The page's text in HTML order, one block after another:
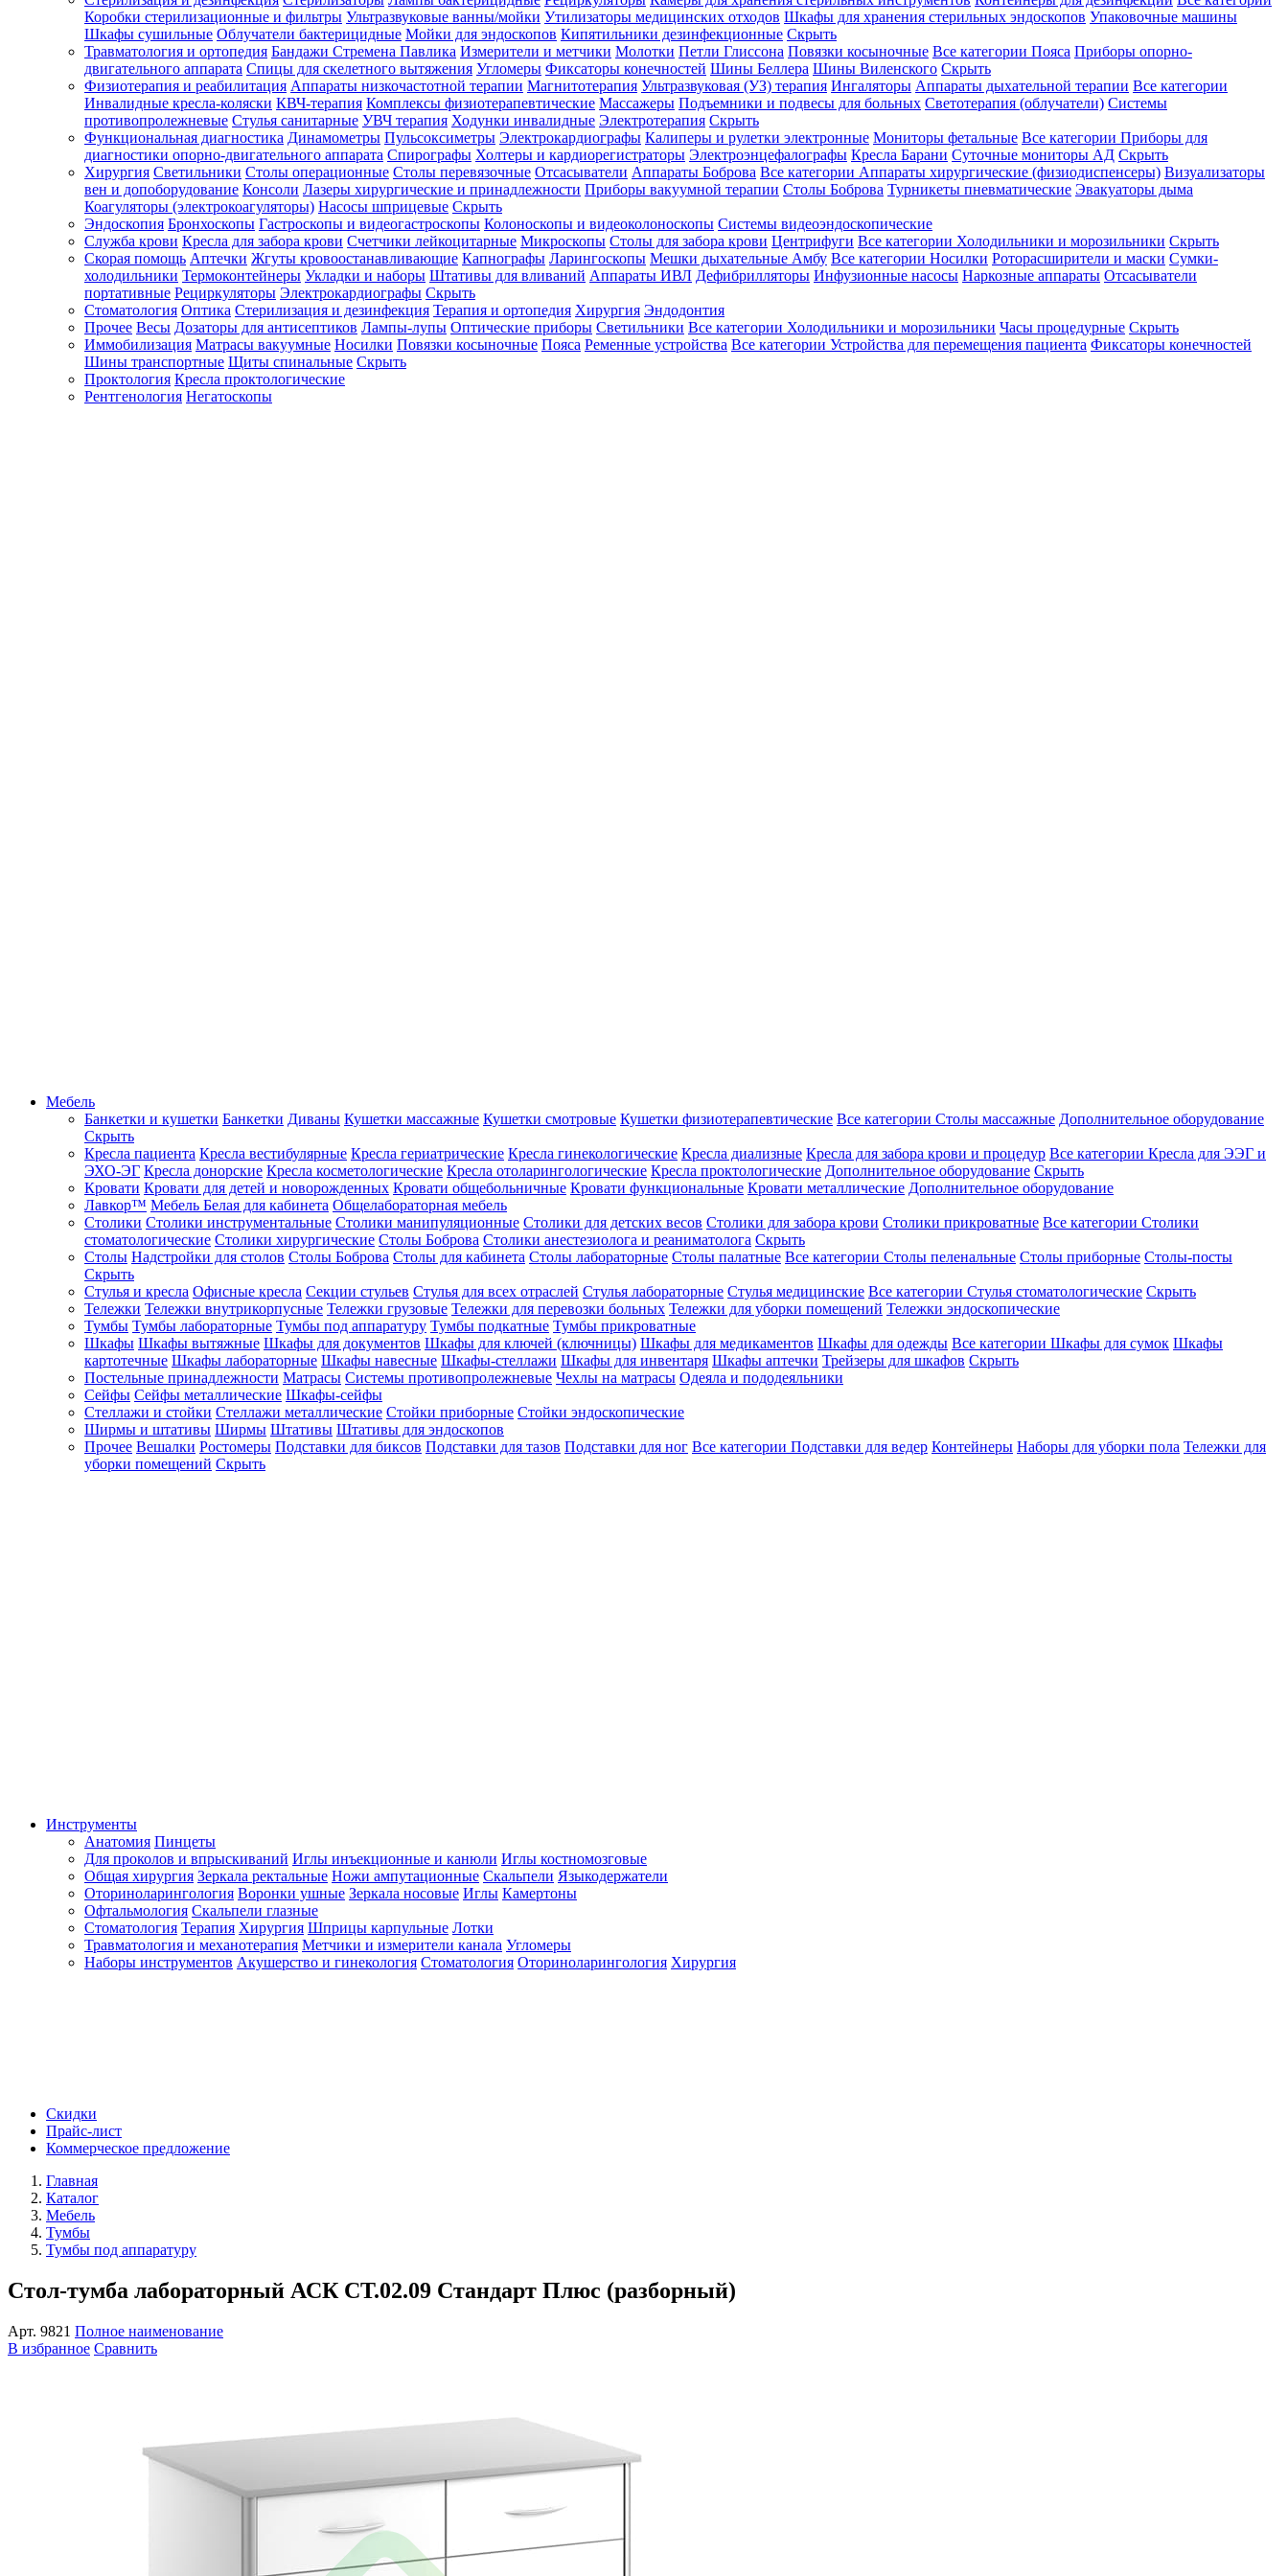
Зарегистрироваться
Зачем
регистрироваться?
Все
покупки
в
одном
месте
Личный
менеджер
Отслеживание
статуса
заказа
Коробки стерилизационные и фильтры Ультразвуковые ванны/мойки Утилизаторы медицинских отходов Шкафы для хранения стерильных эндоскопов Упаковочные машины
Шкафы сушильные Облучатели бактерицидные Мойки для эндоскопов Кипятильники дезинфекционные Скрыть
Травматология и ортопедия Бандажи Стремена Павлика Измерители и метчики Молотки Петли Глиссона Повязки косыночные Все категории Пояса Приборы опорно-
двигательного аппарата Спицы для скелетного вытяжения Угломеры Фиксаторы конечностей Шины Беллера Шины Виленского Скрыть
Физиотерапия и реабилитация Аппараты низкочастотной терапии Магнитотерапия Ультразвуковая (УЗ) терапия Ингаляторы Аппараты дыхательной терапии Все категории
Инвалидные кресла-коляски КВЧ-терапия Комплексы физиотерапевтические Массажеры Подъемники и подвесы для больных Светотерапия (облучатели) Системы
противопролежневые Стулья санитарные УВЧ терапия Ходунки инвалидные Электротерапия Скрыть
Функциональная диагностика Динамометры Пульсоксиметры Электрокардиографы Калиперы и рулетки электронные Мониторы фетальные Все категории Приборы для
диагностики опорно-двигательного аппарата Спирографы Холтеры и кардиорегистраторы Электроэнцефалографы Кресла Барани Суточные мониторы АД Скрыть
Хирургия Светильники Столы операционные Столы перевязочные Отсасыватели Аппараты Боброва Все категории Аппараты хирургические (физиодиспенсеры) Визуализаторы
вен и допоборудование Консоли Лазеры хирургические и принадлежности Приборы вакуумной терапии Столы Боброва Турникеты пневматические Эвакуаторы дыма
Коагуляторы (электрокоагуляторы) Насосы шприцевые Скрыть
Эндоскопия Бронхоскопы Гастроскопы и видеогастроскопы Колоноскопы и видеоколоноскопы Системы видеоэндоскопические
Служба крови Кресла для забора крови Счетчики лейкоцитарные Микроскопы Столы для забора крови Центрифуги Все категории Холодильники и морозильники Скрыть
Скорая помощь Аптечки Жгуты кровоостанавливающие Капнографы Ларингоскопы Мешки дыхательные Амбу Все категории Носилки Роторасширители и маски Сумки-
холодильники Термоконтейнеры Укладки и наборы Штативы для вливаний Аппараты ИВЛ Дефибрилляторы Инфузионные насосы Наркозные аппараты Отсасыватели
портативные Рециркуляторы Электрокардиографы Скрыть
Стоматология Оптика Стерилизация и дезинфекция Терапия и ортопедия Хирургия Эндодонтия
Прочее Весы Дозаторы для антисептиков Лампы-лупы Оптические приборы Светильники Все категории Холодильники и морозильники Часы процедурные Скрыть
Иммобилизация Матрасы вакуумные Носилки Повязки косыночные Пояса Ременные устройства Все категории Устройства для перемещения пациента Фиксаторы конечностей
Шины транспортные Щиты спинальные Скрыть
Проктология Кресла проктологические
Рентгенология Негатоскопы
Мебель
Банкетки и кушетки Банкетки Диваны Кушетки массажные Кушетки смотровые Кушетки физиотерапевтические Все категории Столы массажные Дополнительное оборудование
Скрыть
Кресла пациента Кресла вестибулярные Кресла гериатрические Кресла гинекологические Кресла диализные Кресла для забора крови и процедур Все категории Кресла для ЭЭГ и
ЭХО-ЭГ Кресла донорские Кресла косметологические Кресла отоларингологические Кресла проктологические Дополнительное оборудование Скрыть
Кровати Кровати для детей и новорожденных Кровати общебольничные Кровати функциональные Кровати металлические Дополнительное оборудование
Лавкор™ Мебель Белая для кабинета Общелабораторная мебель
Столики Столики инструментальные Столики манипуляционные Столики для детских весов Столики для забора крови Столики прикроватные Все категории Столики
стоматологические Столики хирургические Столы Боброва Столики анестезиолога и реаниматолога Скрыть
Столы Надстройки для столов Столы Боброва Столы для кабинета Столы лабораторные Столы палатные Все категории Столы пеленальные Столы приборные Столы-посты
Скрыть
Стулья и кресла Офисные кресла Секции стульев Стулья для всех отраслей Стулья лабораторные Стулья медицинские Все категории Стулья стоматологические Скрыть
Тележки Тележки внутрикорпусные Тележки грузовые Тележки для перевозки больных Тележки для уборки помещений Тележки эндоскопические
Тумбы Тумбы лабораторные Тумбы под аппаратуру Тумбы подкатные Тумбы прикроватные
Шкафы Шкафы вытяжные Шкафы для документов Шкафы для ключей (ключницы) Шкафы для медикаментов Шкафы для одежды Все категории Шкафы для сумок Шкафы
картотечные Шкафы лабораторные Шкафы навесные Шкафы-стеллажи Шкафы для инвентаря Шкафы аптечки Трейзеры для шкафов Скрыть
Постельные принадлежности Матрасы Системы противопролежневые Чехлы на матрасы Одеяла и пододеяльники
Сейфы Сейфы металлические Шкафы-сейфы
Стеллажи и стойки Стеллажи металлические Стойки приборные Стойки эндоскопические
Ширмы и штативы Ширмы Штативы Штативы для эндоскопов
Прочее Вешалки Ростомеры Подставки для биксов Подставки для тазов Подставки для ног Все категории Подставки для ведер Контейнеры Наборы для уборки пола Тележки для
уборки помещений Скрыть
Инструменты
Анатомия Пинцеты
Для проколов и впрыскиваний Иглы инъекционные и канюли Иглы костномозговые
Общая хирургия Зеркала ректальные Ножи ампутационные Скальпели Языкодержатели
Оториноларингология Воронки ушные Зеркала носовые Иглы Камертоны
Офтальмология Скальпели глазные
Стоматология Терапия Хирургия Шприцы карпульные Лотки
Травматология и механотерапия Метчики и измерители канала Угломеры
Наборы инструментов Акушерство и гинекология Стоматология Оториноларингология Хирургия
Скидки
Прайс-лист
Коммерческое предложение
Главная
Каталог
Мебель
Тумбы
Тумбы под аппаратуру
Стол-тумба лабораторный АСК СТ.02.09 Стандарт Плюс (разборный)
Арт. 9821 Полное наименование
В избранное Сравнить